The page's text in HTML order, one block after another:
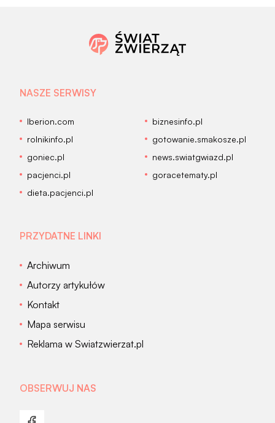
NASZE SERWISY
Iberion.com
biznesinfo.pl
rolnikinfo.pl
gotowanie.smakosze.pl
goniec.pl
news.swiatgwiazd.pl
pacjenci.pl
goracetematy.pl
dieta.pacjenci.pl
PRZYDATNE LINKI
Archiwum
Autorzy artykułów
Kontakt
Mapa serwisu
Reklama w Swiatzwierzat.pl
OBSERWUJ NAS